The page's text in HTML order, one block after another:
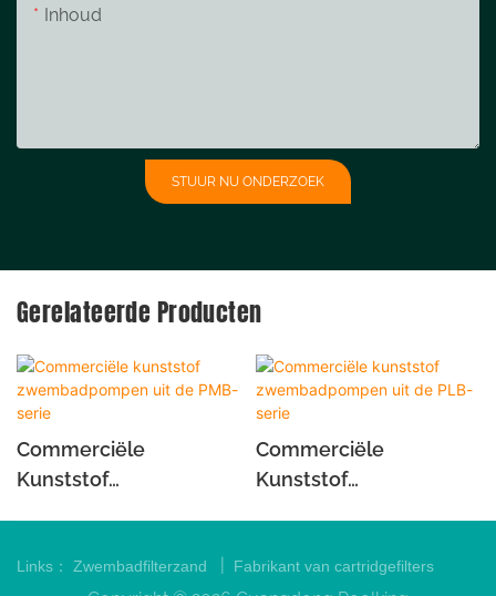
Inhoud
STUUR NU ONDERZOEK
Gerelateerde Producten
Commerciële
Kunststof
Commerciële
Kunststof
Links： Zwembadfilterzand Fabrikant van cartridgefilters